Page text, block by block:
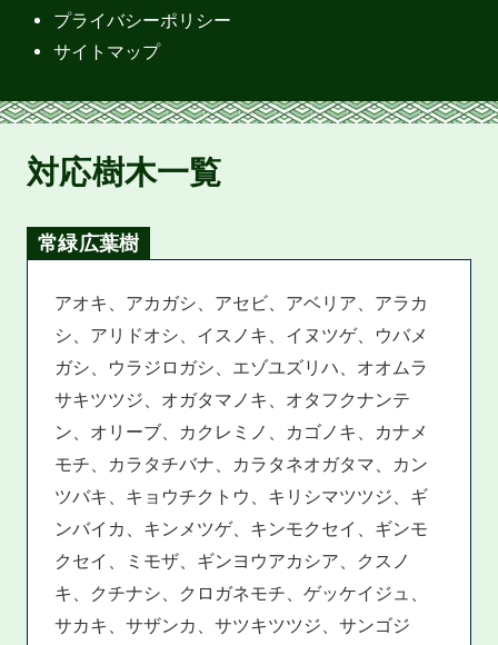
プライバシーポリシー
サイトマップ
対応樹木一覧
常緑広葉樹
アオキ、アカガシ、アセビ、アベリア、アラカ
シ、アリドオシ、イスノキ、イヌツゲ、ウバメ
ガシ、ウラジロガシ、エゾユズリハ、オオムラ
サキツツジ、オガタマノキ、オタフクナンテ
ン、オリーブ、カクレミノ、カゴノキ、カナメ
モチ、カラタチバナ、カラタネオガタマ、カン
ツバキ、キョウチクトウ、キリシマツツジ、ギ
ンバイカ、キンメツゲ、キンモクセイ、ギンモ
クセイ、ミモザ、ギンヨウアカシア、クスノ
キ、クチナシ、クロガネモチ、ゲッケイジュ、
サカキ、サザンカ、サツキツツジ、サンゴジ